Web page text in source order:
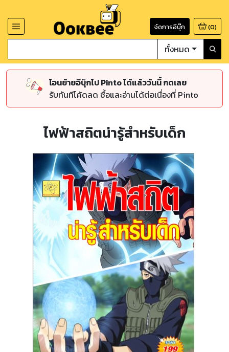
จัดการอีบุ๊ก (0)
ทั้งหมด
โอนย้ายอีบุ๊กไป Pinto ได้แล้ววันนี้ กดเลย
รับทันทีโค้ดลด ซื้อและอ่านได้ต่อเนื่องที่ Pinto
ไฟฟ้าสถิตน่ารู้สำหรับเด็ก